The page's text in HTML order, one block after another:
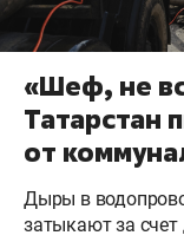
«Шеф, не
Татарстан
от
Дыры в
затыкают за счет